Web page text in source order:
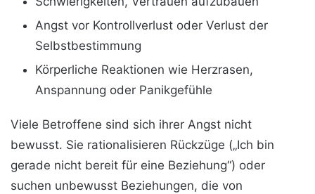
Angst vor Kontrollverlust oder Verlust der
Selbstbestimmung
Körperliche Reaktionen wie Herzrasen,
Anspannung oder Panikgefühle
Viele Betroffene sind sich ihrer Angst nicht
bewusst. Sie rationalisieren Rückzüge („Ich bin
gerade nicht bereit für eine Beziehung“) oder
suchen unbewusst Beziehungen, die von